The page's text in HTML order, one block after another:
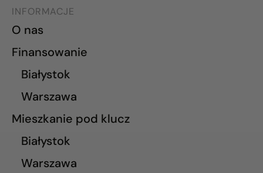
INFORMACJE
O nas
Finansowanie
Białystok
Warszawa
Mieszkanie pod klucz
Białystok
Warszawa